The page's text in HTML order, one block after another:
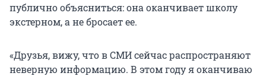
публично объясниться: она оканчивает школу
экстерном, а не бросает ее.
«Друзья, вижу, что в СМИ сейчас распространяют
неверную информацию. В этом году я оканчиваю